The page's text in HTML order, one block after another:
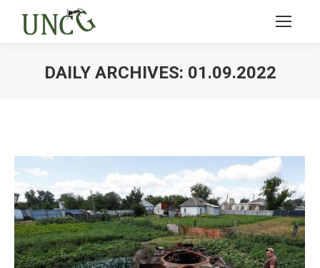
DAILY ARCHIVES: 01.09.2022